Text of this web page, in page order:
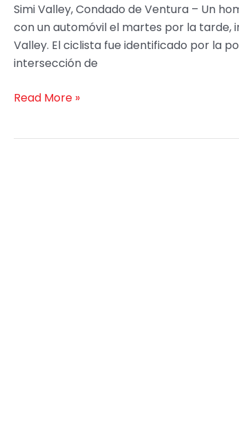
Simi Valley, Condado de Ventura – Un
con un automóvil el martes por la tarde,
Valley. El ciclista fue identificado por la
intersección de
–
Ciclista
Muere
Tras
Embestir
Vehículo
Read More »